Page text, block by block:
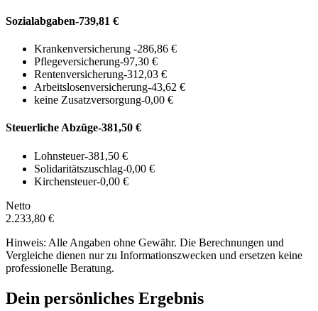
Sozialabgaben-739,81 €
Krankenversicherung -286,86 €
Pflegeversicherung-97,30 €
Rentenversicherung-312,03 €
Arbeitslosenversicherung-43,62 €
keine Zusatzversorgung-0,00 €
Steuerliche Abzüge-381,50 €
Lohnsteuer-381,50 €
Solidaritätszuschlag-0,00 €
Kirchensteuer-0,00 €
Netto
2.233,80 €
Hinweis: Alle Angaben ohne Gewähr. Die Berechnungen und
Vergleiche dienen nur zu Informationszwecken und ersetzen keine
professionelle Beratung.
Dein persönliches Ergebnis